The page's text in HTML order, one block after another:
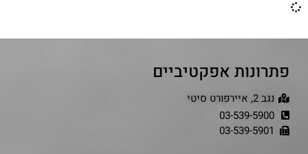
פתרונות אפקטיביים
נגב 2, איירפורט סיטי
03-539-5900
03-539-5901